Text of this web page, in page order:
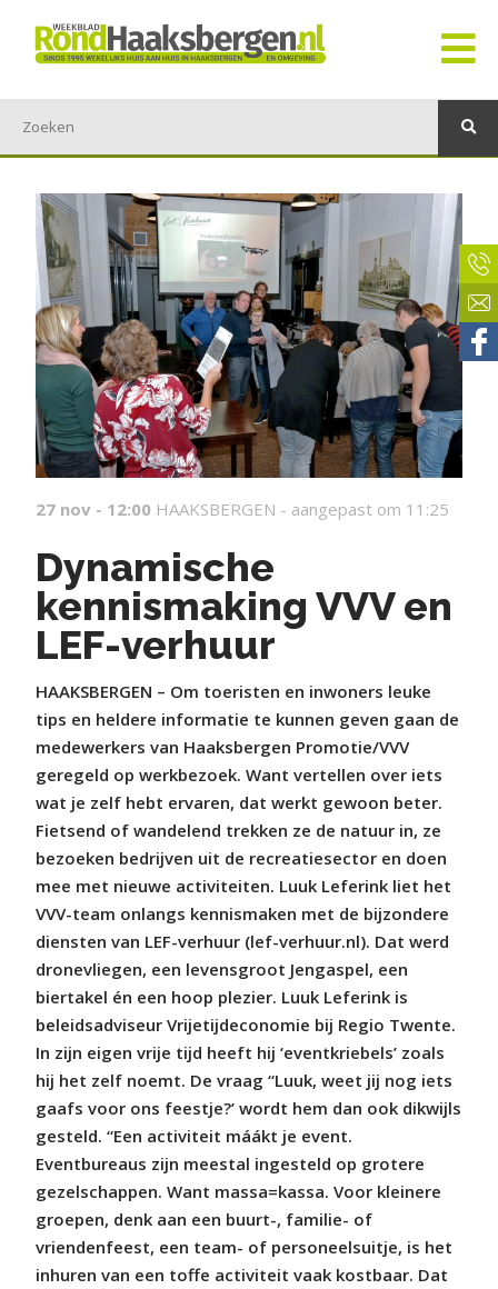
27 nov - 12:00 HAAKSBERGEN - aangepast om 11:25
Dynamische
kennismaking VVV en
LEF-verhuur
HAAKSBERGEN – Om toeristen en inwoners leuke
tips en heldere informatie te kunnen geven gaan de
medewerkers van Haaksbergen Promotie/VVV
geregeld op werkbezoek. Want vertellen over iets
wat je zelf hebt ervaren, dat werkt gewoon beter.
Fietsend of wandelend trekken ze de natuur in, ze
bezoeken bedrijven uit de recreatiesector en doen
mee met nieuwe activiteiten. Luuk Leferink liet het
VVV-team onlangs kennismaken met de bijzondere
diensten van LEF-verhuur (lef-verhuur.nl). Dat werd
dronevliegen, een levensgroot Jengaspel, een
biertakel én een hoop plezier. Luuk Leferink is
beleidsadviseur Vrijetijdeconomie bij Regio Twente.
In zijn eigen vrije tijd heeft hij ‘eventkriebels’ zoals
hij het zelf noemt. De vraag “Luuk, weet jij nog iets
gaafs voor ons feestje?’ wordt hem dan ook dikwijls
gesteld. “Een activiteit máákt je event.
Eventbureaus zijn meestal ingesteld op grotere
gezelschappen. Want massa=kassa. Voor kleinere
groepen, denk aan een buurt-, familie- of
vriendenfeest, een team- of personeelsuitje, is het
inhuren van een toffe activiteit vaak kostbaar. Dat